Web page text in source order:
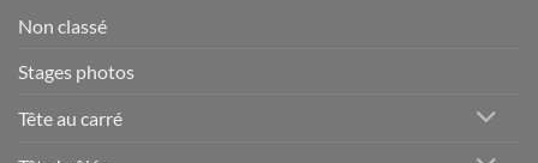
Non classé
Stages photos
Tête au carré